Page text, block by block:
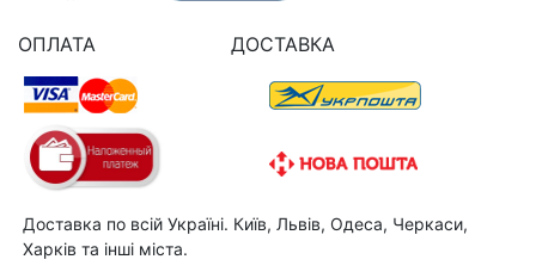
ОПЛАТА ДОСТАВКА
Доставка по всій Україні. Київ, Львів, Одеса, Черкаси,
Харків та інші міста.